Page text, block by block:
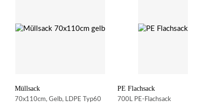
Müllsack
70x110cm, Gelb, LDPE Typ60
PE Flachsack
700L PE-Flachsack